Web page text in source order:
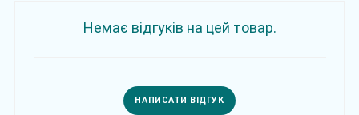
Немає відгуків на цей товар.
НАПИСАТИ ВІДГУК